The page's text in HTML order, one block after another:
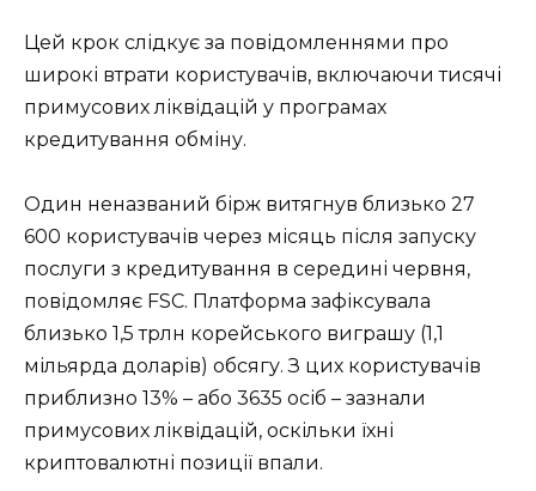
Цей крок слідкує за повідомленнями про
широкі втрати користувачів, включаючи тисячі
примусових ліквідацій у програмах
кредитування обміну.
Один неназваний бірж витягнув близько 27
600 користувачів через місяць після запуску
послуги з кредитування в середині червня,
повідомляє FSC. Платформа зафіксувала
близько 1,5 трлн корейського виграшу (1,1
мільярда доларів) обсягу. З цих користувачів
приблизно 13% – або 3635 осіб – зазнали
примусових ліквідацій, оскільки їхні
криптовалютні позиції впали.